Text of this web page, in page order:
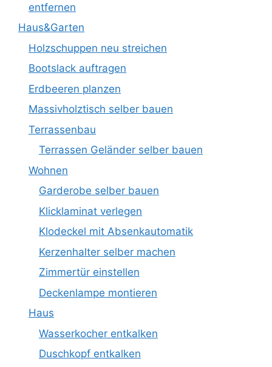
entfernen
Haus&Garten
Holzschuppen neu streichen
Bootslack auftragen
Erdbeeren planzen
Massivholztisch selber bauen
Terrassenbau
Terrassen Geländer selber bauen
Wohnen
Garderobe selber bauen
Klicklaminat verlegen
Klodeckel mit Absenkautomatik
Kerzenhalter selber machen
Zimmertür einstellen
Deckenlampe montieren
Haus
Wasserkocher entkalken
Duschkopf entkalken